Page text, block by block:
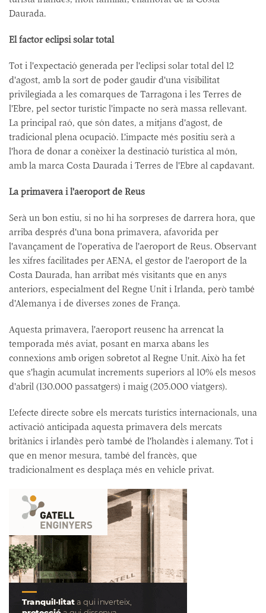
Daurada.
El factor eclipsi solar total
Tot i l'expectació generada per l'eclipsi solar total del 12
d'agost, amb la sort de poder gaudir d'una visibilitat
privilegiada a les comarques de Tarragona i les Terres de
l'Ebre, pel sector turístic l'impacte no serà massa rellevant.
La principal raó, que són dates, a mitjans d'agost, de
tradicional plena ocupació. L'impacte més positiu serà a
l'hora de donar a conèixer la destinació turística al món,
amb la marca Costa Daurada i Terres de l'Ebre al capdavant.
La primavera i l'aeroport de Reus
Serà un bon estiu, si no hi ha sorpreses de darrera hora, que
arriba després d'una bona primavera, afavorida per
l'avançament de l'operativa de l'aeroport de Reus. Observant
les xifres facilitades per AENA, el gestor de l'aeroport de la
Costa Daurada, han arribat més visitants que en anys
anteriors, especialment del Regne Unit i Irlanda, però també
d'Alemanya i de diverses zones de França.
Aquesta primavera, l'aeroport reusenc ha arrencat la
temporada més aviat, posant en marxa abans les
connexions amb origen sobretot al Regne Unit. Això ha fet
que s'hagin acumulat increments superiors al 10% els mesos
d'abril (130.000 passatgers) i maig (205.000 viatgers).
L'efecte directe sobre els mercats turístics internacionals, una
activació anticipada aquesta primavera dels mercats
britànics i irlandès però també de l'holandès i alemany. Tot i
que en menor mesura, també del francès, que
tradicionalment es desplaça més en vehicle privat.